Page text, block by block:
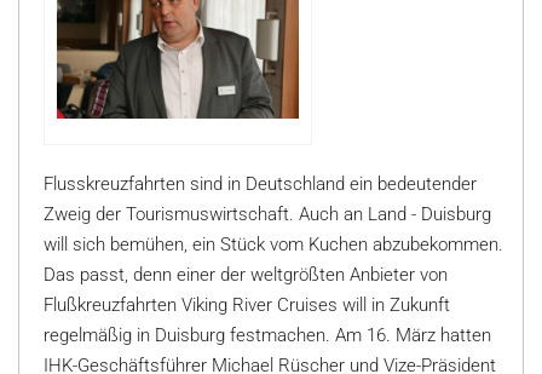
Flusskreuzfahrten sind in Deutschland ein bedeutender
Zweig der Tourismuswirtschaft. Auch an Land - Duisburg
will sich bemühen, ein Stück vom Kuchen abzubekommen.
Das passt, denn einer der weltgrößten Anbieter von
Flußkreuzfahrten Viking River Cruises will in Zukunft
regelmäßig in Duisburg festmachen. Am 16. März hatten
IHK-Geschäftsführer Michael Rüscher und Vize-Präsident